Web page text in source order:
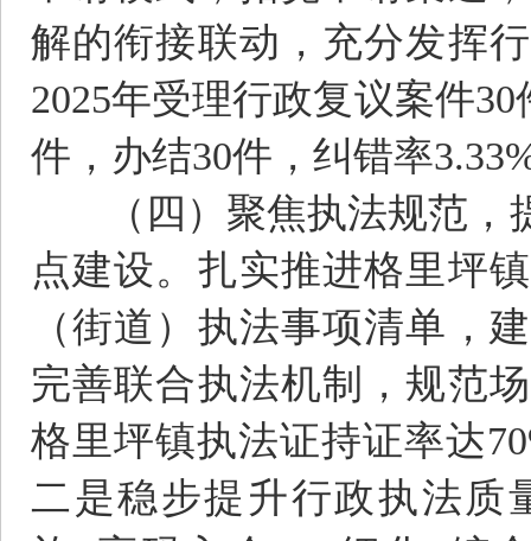
解的衔接联动，充分发挥
2025年受理行政复议案件
件，办结30件，纠错率
（四）聚焦执法规范，
点建设。扎实推进格里坪
（街道）执法事项清单，
完善联合执法机制，规范
格里坪镇执法证持证率达
二是稳步提升行政执法质